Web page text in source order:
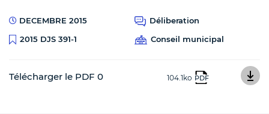
DECEMBRE 2015
Déliberation
2015 DJS 391-1
Conseil municipal
Télécharger le PDF 0 104.1ko PDF